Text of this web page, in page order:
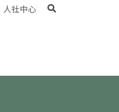
人社中心 search